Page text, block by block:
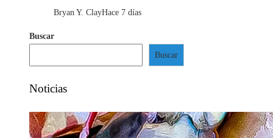
Bryan Y. ClayHace 7 días
Buscar
Buscar
Noticias